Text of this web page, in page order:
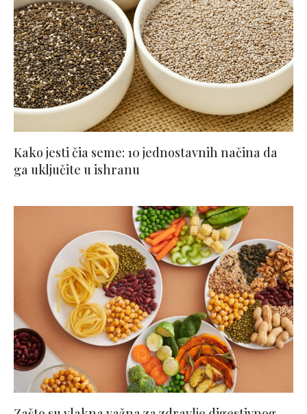
Kako jesti čia seme: 10 jednostavnih načina da
ga uključite u ishranu